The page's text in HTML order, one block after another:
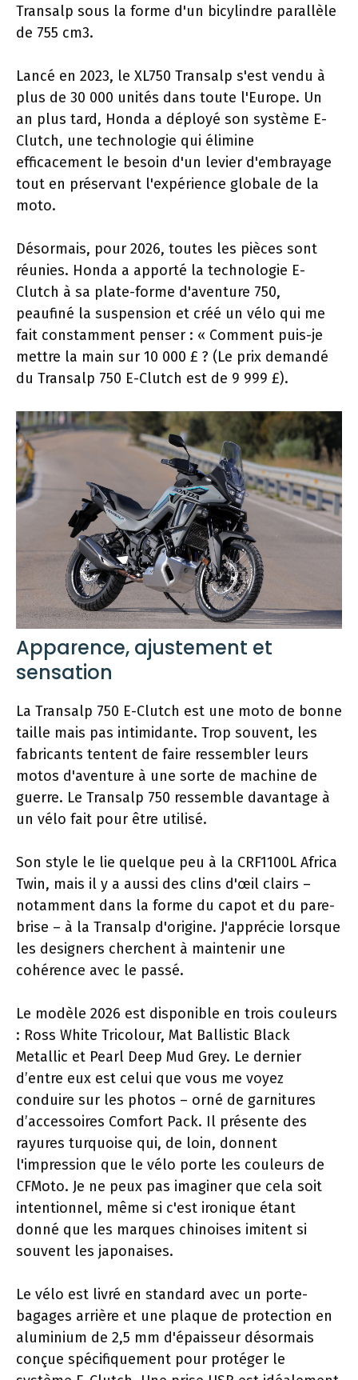
Transalp sous la forme d'un bicylindre parallèle
de 755 cm3.
Lancé en 2023, le XL750 Transalp s'est vendu à
plus de 30 000 unités dans toute l'Europe. Un
an plus tard, Honda a déployé son système E-
Clutch, une technologie qui élimine
efficacement le besoin d'un levier d'embrayage
tout en préservant l'expérience globale de la
moto.
Désormais, pour 2026, toutes les pièces sont
réunies. Honda a apporté la technologie E-
Clutch à sa plate-forme d'aventure 750,
peaufiné la suspension et créé un vélo qui me
fait constamment penser : « Comment puis-je
mettre la main sur 10 000 £ ? (Le prix demandé
du Transalp 750 E-Clutch est de 9 999 £).
Apparence, ajustement et
sensation
La Transalp 750 E-Clutch est une moto de bonne
taille mais pas intimidante. Trop souvent, les
fabricants tentent de faire ressembler leurs
motos d'aventure à une sorte de machine de
guerre. Le Transalp 750 ressemble davantage à
un vélo fait pour être utilisé.
Son style le lie quelque peu à la CRF1100L Africa
Twin, mais il y a aussi des clins d'œil clairs –
notamment dans la forme du capot et du pare-
brise – à la Transalp d'origine. J'apprécie lorsque
les designers cherchent à maintenir une
cohérence avec le passé.
Le modèle 2026 est disponible en trois couleurs
: Ross White Tricolour, Mat Ballistic Black
Metallic et Pearl Deep Mud Grey. Le dernier
d’entre eux est celui que vous me voyez
conduire sur les photos – orné de garnitures
d’accessoires Comfort Pack. Il présente des
rayures turquoise qui, de loin, donnent
l'impression que le vélo porte les couleurs de
CFMoto. Je ne peux pas imaginer que cela soit
intentionnel, même si c'est ironique étant
donné que les marques chinoises imitent si
souvent les japonaises.
Le vélo est livré en standard avec un porte-
bagages arrière et une plaque de protection en
aluminium de 2,5 mm d'épaisseur désormais
conçue spécifiquement pour protéger le